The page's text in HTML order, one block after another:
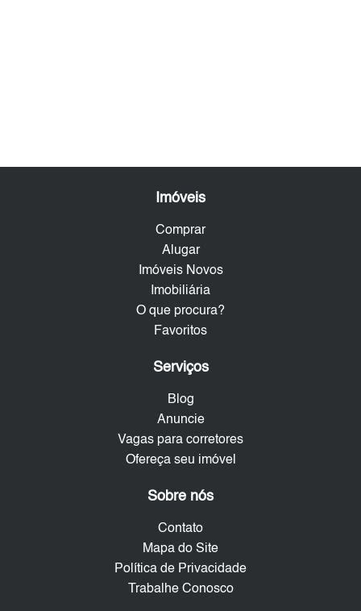
Imóveis
Comprar
Alugar
Imóveis Novos
Imobiliária
O que procura?
Favoritos
Serviços
Blog
Anuncie
Vagas para corretores
Ofereça seu imóvel
Sobre nós
Contato
Mapa do Site
Política de Privacidade
Trabalhe Conosco